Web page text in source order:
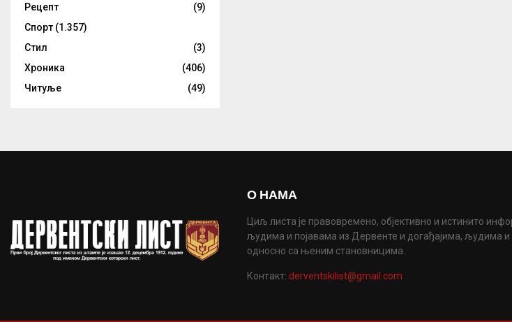
Рецепт
(9)
Спорт (1.357)
Стил
(3)
Хроника
(406)
Читуље
(49)
О НАМА
Циљ листа је правовремено, објективно и истинито
људима и појавама из Дервенте и догађајима, људима и
односно са њеним становницима.
Контакт: derventskilist@gmail.com